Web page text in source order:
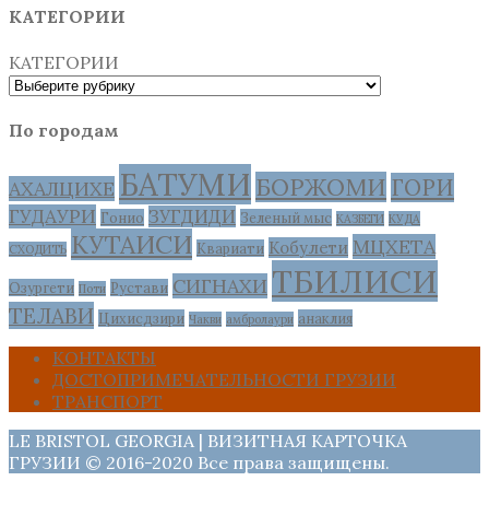
КАТЕГОРИИ
КАТЕГОРИИ
По городам
АХАЛЦИХЕ БАТУМИ БОРЖОМИ ГОРИ
ГУДАУРИ Гонио ЗУГДИДИ Зеленый мыс КАЗБЕГИ КУДА
СХОДИТЬ КУТАИСИ Квариати Кобулети МЦХЕТА
Озургети Поти Рустави СИГНАХИ ТБИЛИСИ
ТЕЛАВИ Цихисдзири Чакви амбролаури анаклия
КОНТАКТЫ
ДОСТОПРИМЕЧАТЕЛЬНОСТИ ГРУЗИИ
ТРАНСПОРТ
LE BRISTOL GEORGIA | ВИЗИТНАЯ КАРТОЧКА
ГРУЗИИ © 2016-2020 Все права защищены.